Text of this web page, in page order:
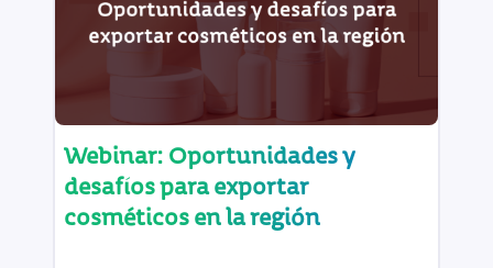
Webinar: Oportunidades y
desafíos para exportar
cosméticos en la región